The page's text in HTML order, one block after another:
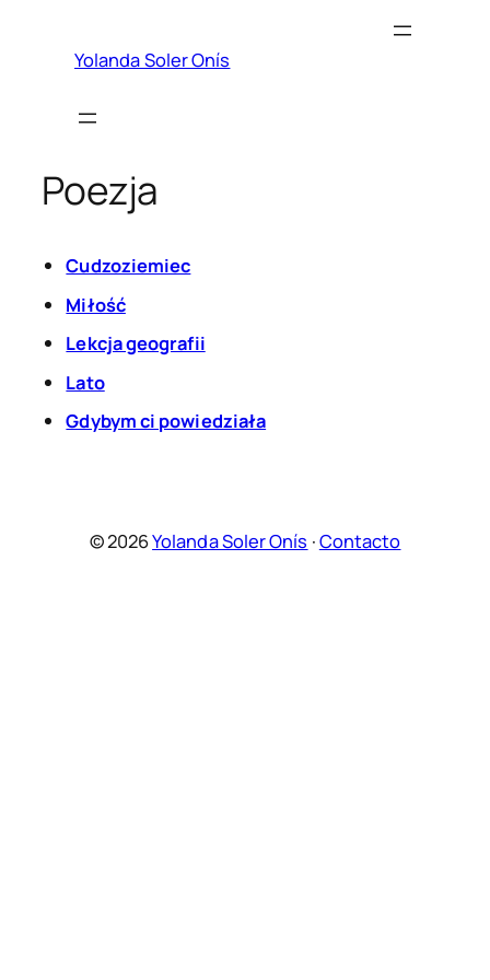
Yolanda Soler Onís
Poezja
Cudzoziemiec
Miłość
Lekcja geografii
Lato
Gdybym ci powiedziała
© 2026Yolanda Soler Onís ·Contacto